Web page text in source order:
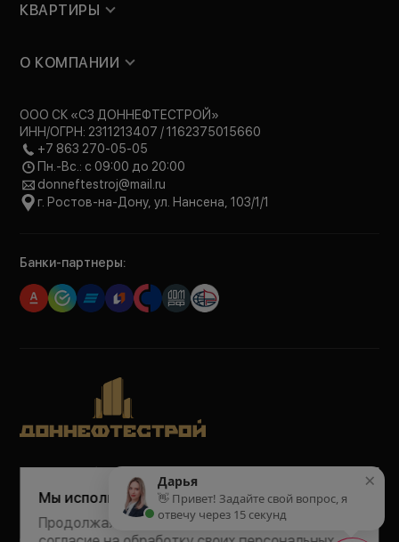
КВАРТИРЫ
О КОМПАНИИ
ООО СК «СЗ ДОННЕФТЕСТРОЙ»
ИНН/ОГРН: 2311213407 / 1162375015660
+7 863 270-05-05
Пн.-Вс.: с 09:00 до 20:00
donneftestroj@mail.ru
г. Ростов-на-Дону, ул. Нансена, 103/1/1
Банки-партнеры:
Политика обработки персональных данных
Политика конфиденциальности
Согласие на рекламно-информационные рассылки
Согласие на обработку персональных данных
Мы используем Cookie
Продолжая пользоваться сайтом, Вы даёте
×
Дарья
👋 Привет! Задайте свой вопрос, я
отвечу через 15 секунд